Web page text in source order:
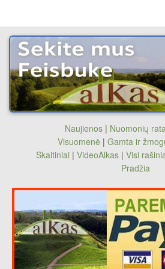
Naujienos| Nuomonių
Visuomenė | Gamta ir
Skaitiniai | VideoAlkas | Visi
Pradžia